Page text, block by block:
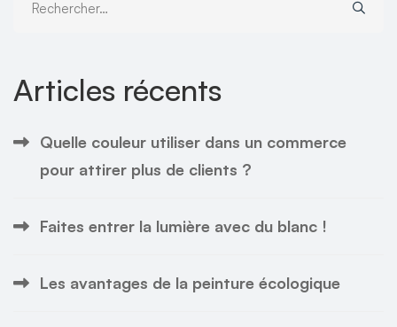
pour :
Articles récents
Quelle couleur utiliser dans un commerce
pour attirer plus de clients ?
Faites entrer la lumière avec du blanc !
Les avantages de la peinture écologique